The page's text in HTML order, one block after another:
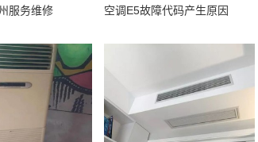
服务维修 空调E5故障代码产生原因